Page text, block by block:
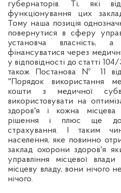
губернаторів. Ті, які
функціонування цих
Тому наша позиція
повернутися в сферу
установча власність,
фінансуватися через
у відповідності до статті
також Постанова № 11
"Порядок використання
кошти з медичної
використовувати на
здоров'я і кожна
рішення і плюс ще
страхування. І таким
населення, яке повинно
заклад охорони здоров'я
управління місцевої
місцеву владу, вони нічого
нічого.